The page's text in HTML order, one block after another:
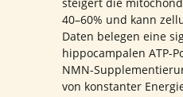
40–60% und kann
Daten belegen eine
hippocampalen ATP-
NMN-
von konstanter